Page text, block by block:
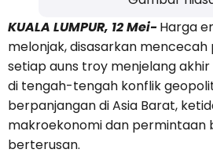
KUALA LUMPUR, 12 Mei-Harga
melonjak, disasarkan mencecah
setiap auns troy menjelang akhir
di tengah-tengah konflik
berpanjangan di Asia Barat,
makroekonomi dan permintaan
berterusan.